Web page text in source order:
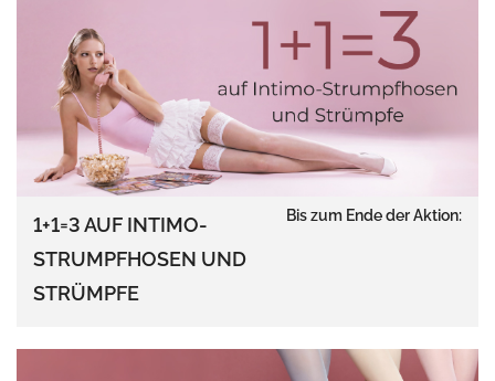
1+1=3 AUF INTIMO-
STRUMPFHOSEN UND
STRÜMPFE
Bis zum Ende der Aktion: